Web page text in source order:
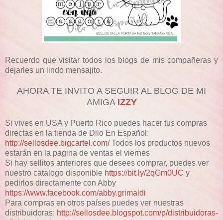
Recuerdo que visitar todos los blogs de mis compañeras y
dejarles un lindo mensajito.
AHORA TE INVITO A SEGUIR AL BLOG DE MI
AMIGA IZZY
Si vives en USA y Puerto Rico puedes hacer tus compras
directas en la tienda de Dilo En Español:
http://sellosdee.bigcartel.com/Todos los productos nuevos
estarán en la pagina de ventas el viernes
Si hay sellitos anteriores que desees comprar, puedes ver
nuestro catalogo disponible https://bit.ly/2qGm0UC y
pedirlos directamente con Abby
https://www.facebook.com/abby.grimaldi
Para compras en otros países puedes ver nuestras
distribuidoras: http://sellosdee.blogspot.com/p/distribuidoras-